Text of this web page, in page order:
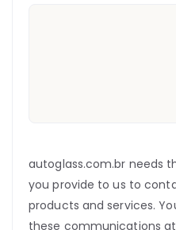
autoglass.com.br needs
you provide to us to
products and services.
these communications